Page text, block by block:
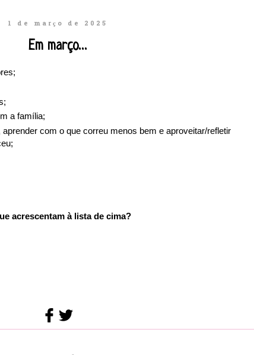
1 de março de 2025
Em março…
a família;
com o que correu menos bem e aproveitar/refletir
acrescentam à lista de cima?